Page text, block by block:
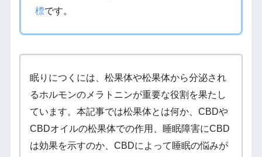
標です。
眠りにつくには、松果体や松果体から分泌され
るホルモンのメラトニンが重要な役割を果たし
ています。本記事では松果体とは何か、CBDや
CBDオイルの松果体での作用、睡眠障害にCBD
は効果を示すのか、CBDによって睡眠の悩みが